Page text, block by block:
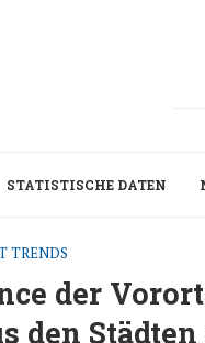
STATISTISCHE DATEN
TRENDS
der
den